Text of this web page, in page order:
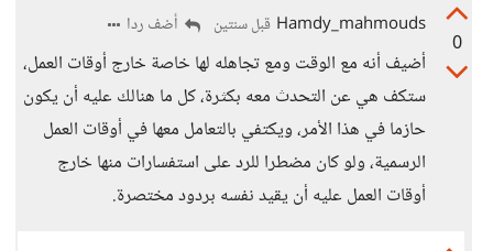
0
Hamdy_mahmouds قبل سنتين أضف ردا
أضيف أنه مع الوقت ومع تجاهله لها خاصة خارج أوقات العمل،
ستكف هي عن التحدث معه بكثرة، كل ما هنالك عليه أن يكون
حازما في هذا الأمر، ويكتفي بالتعامل معها في أوقات العمل
الرسمية، ولو كان مضطرا للرد على استفسارات منها خارج
أوقات العمل عليه أن يقيد نفسه بردود مختصرة.